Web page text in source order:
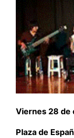
Viernes 28 de
Plaza de